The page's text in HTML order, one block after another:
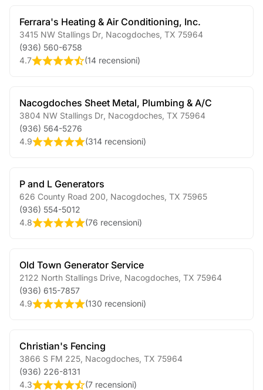
Ferrara's Heating & Air Conditioning, Inc.
3415 NW Stallings Dr Nacogdoches TX 75964
(936) 560-6758
4.7
(14 recensioni)
Nacogdoches Sheet Metal, Plumbing & A/C
3804 NW Stallings Dr Nacogdoches TX 75964
(936) 564-5276
4.9
(314 recensioni)
P and L Generators
626 County Road 200 Nacogdoches TX 75965
(936) 554-5012
4.8
(76 recensioni)
Old Town Generator Service
2122 North Stallings Drive Nacogdoches TX 75964
(936) 615-7857
4.9
(130 recensioni)
Christian's Fencing
3866 S FM 225 Nacogdoches TX 75964
(936) 226-8131
4.3
(7 recensioni)